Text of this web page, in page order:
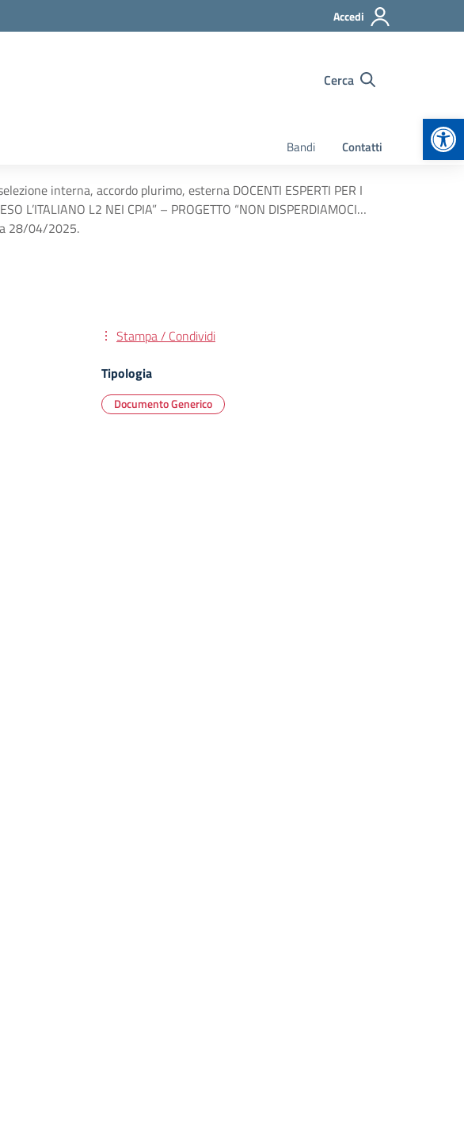
Accedi
Cerca
Bandi Contatti
interna, accordo plurimo, esterna DOCENTI ESPERTI PER I
L’ITALIANO L2 NEI CPIA” – PROGETTO “NON DISPERDIAMOCI…
28/04/2025.
Stampa / Condividi
Tipologia
Documento Generico